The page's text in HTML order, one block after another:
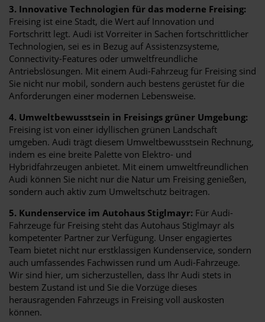
3. Innovative Technologien für das moderne Freising:
Freising ist eine Stadt, die Wert auf Innovation und
Fortschritt legt. Audi ist Vorreiter in Sachen fortschrittlicher
Technologien, sei es in Bezug auf Assistenzsysteme,
Connectivity-Features oder umweltfreundliche
Antriebslösungen. Mit einem Audi-Fahrzeug für Freising sind
Sie nicht nur mobil, sondern auch bestens gerüstet für die
Anforderungen einer modernen Lebensweise.
4. Umweltbewusstsein in Freisings grüner Umgebung:
Freising ist von einer idyllischen grünen Landschaft
umgeben. Audi trägt diesem Umweltbewusstsein Rechnung,
indem es eine breite Palette von Elektro- und
Hybridfahrzeugen anbietet. Mit einem umweltfreundlichen
Audi können Sie nicht nur die Natur um Freising genießen,
sondern auch aktiv zum Umweltschutz beitragen.
5. Kundenservice im Autohaus Stiglmayr: Für Audi-
Fahrzeuge für Freising steht das Autohaus Stiglmayr als
kompetenter Partner zur Verfügung. Unser engagiertes
Team bietet nicht nur erstklassigen Kundenservice, sondern
auch umfassendes Fachwissen rund um Audi-Fahrzeuge.
Wir sind hier, um sicherzustellen, dass Ihr Audi stets in
bestem Zustand ist und Sie die Vorzüge dieses
herausragenden Fahrzeugs in Freising voll auskosten
können.